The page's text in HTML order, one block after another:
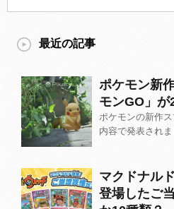
最近の記事
ポケモン新
モンGO」が
ポケモンの新作
内容で発表されま
マクドナル
登場したご